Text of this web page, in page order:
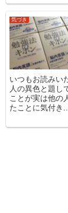
気づき
いつもお読みい
人の異色と題し
ことが実は他の
たことに気付き...